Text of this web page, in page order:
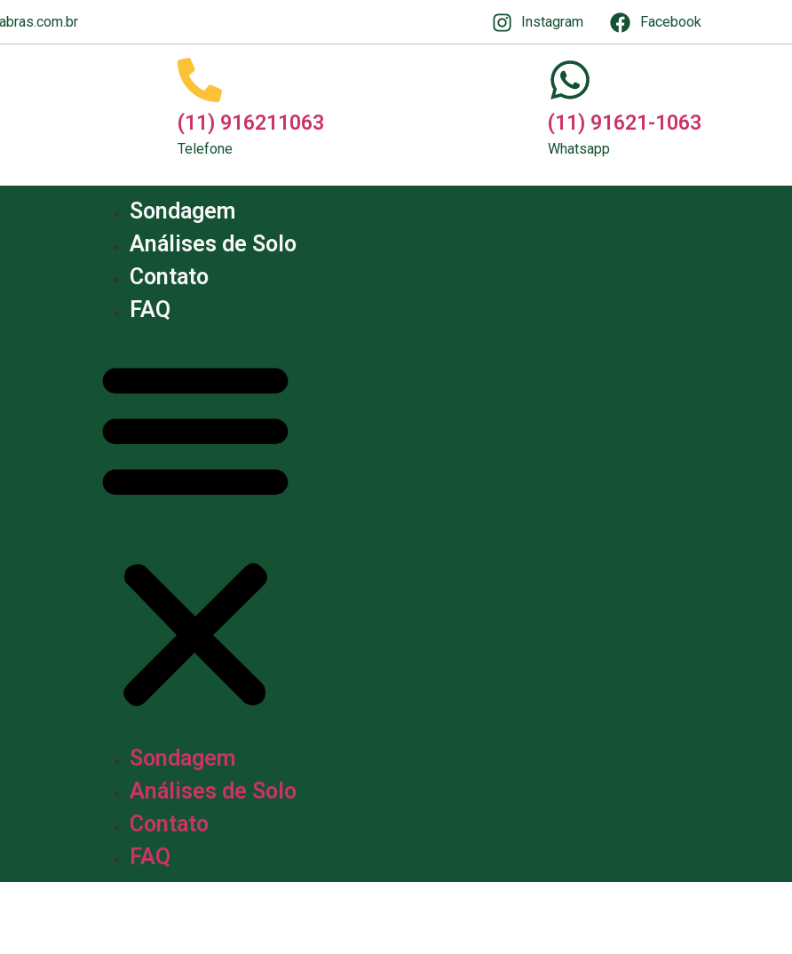
Instagram Facebook
(11) 916211063
Telefone
(11) 91621-1063
Whatsapp
Sondagem
Análises de Solo
Contato
FAQ
Sondagem
Análises de Solo
Contato
FAQ